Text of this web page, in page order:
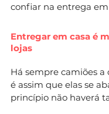
confiar na entrega
Entregar em casa é
lojas
Há sempre camiões
é assim que elas se
princípio não haverá